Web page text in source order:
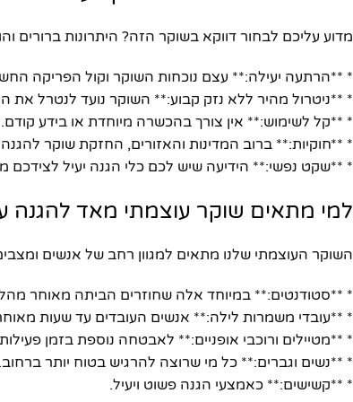
מדוע עליכם לבחור דווקא בשוקר הזה? היתרונות ברורים
* **הרתעה יעילה:** עצם נוכחות השוקר וקול הפריקה
* **ניטרול מהיר ללא נזק קבוע:** השוקר נועד לנטרל את
* **קל לשימוש:** אין צורך בהכשרה מיוחדת או בידע
* **חוקיות:** ברוב המדינות והאזורים, החזקת שוקר
* **שקט נפשי:** הידיעה שיש לכם כלי הגנה יעיל לצידכם
למי מתאים שוקר עוצמתי מאד להגנה
השוקר העוצמתי שלנו מתאים למגוון רחב של אנשים
* **סטודנטים:** במיוחד אלה שחוזרים הביתה מאוחר
* **עובדי משמרות לילה:** אנשים העובדים עד שעות
* **מטיילים ורוכבי אופניים:** לאבטחה נוספת בזמן
* **נשים וגברים:** כל מי שרוצה להרגיש בטוח יותר ברחוב.
* **קשישים:** כאמצעי הגנה פשוט ויעיל.